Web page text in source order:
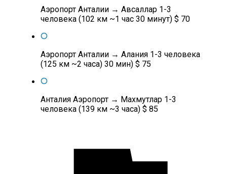
Аэропорт Анталии → Авсаллар 1-3
человека (102 км ~1 час 30 минут) $ 70
Аэропорт Анталии → Алания 1-3 человека
(125 км ~2 часа) 30 мин) $ 75
Анталия Аэропорт → Махмутлар 1-3
человека (139 км ~3 часа) $ 85